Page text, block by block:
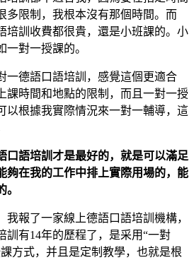
多限制，我根本沒有那個時間。而
培訓收費都很貴，還是小班課的。小
對一授課的。
一德語口語培訓，感覺這個更適合
課時間和地點的限制，而且一對一授
以根據我實際情況來一對一輔導，這
語培訓才是最好的， 就是可以滿足
夠在我的工作中排上實際用場的，能
報了一家線上德語口語培訓機構，
訓有14年的歷程了，是采用“一對
方式，并且是定制教學，也就是根